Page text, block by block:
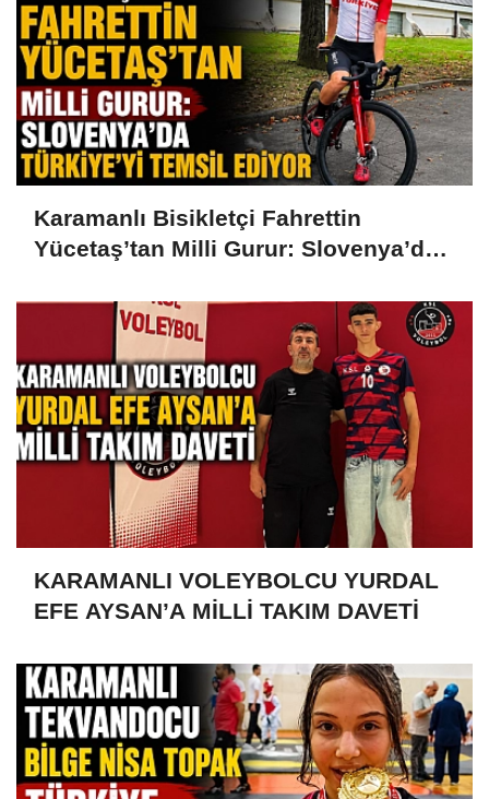
Karamanlı Bisikletçi Fahrettin
Yücetaş’tan Milli Gurur: Slovenya’da
KARAMANLI VOLEYBOLCU YURDAL
EFE AYSAN’A MİLLİ TAKIM DAVETİ